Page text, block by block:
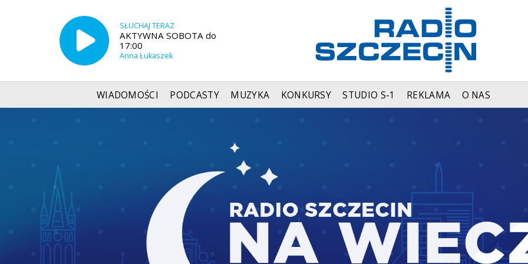
SŁUCHAJ TERAZ
AKTYWNA SOBOTA do
17:00
Anna Łukaszek
WIADOMOŚCI PODCASTY MUZYKA KONKURSY STUDIO S-1 REKLAMA O NAS